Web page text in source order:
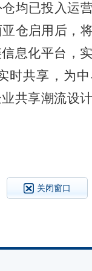
均已投入运
仓启用后，
息化平台，
时共享， 为
共享潮流设
关闭窗口